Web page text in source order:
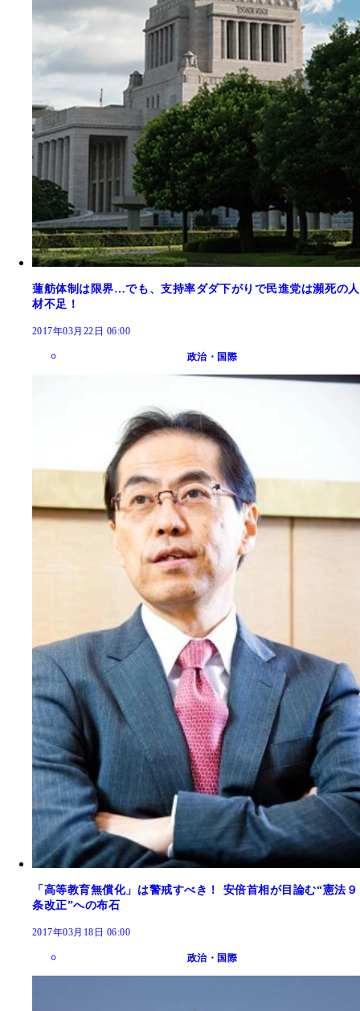
蓮舫体制は限界…でも、支持率ダダ下がりで民進党は瀕死の人
材不足！
2017年03月22日 06:00
政治・国際
「高等教育無償化」は警戒すべき！ 安倍首相が目論む“憲法９
条改正”への布石
2017年03月18日 06:00
政治・国際